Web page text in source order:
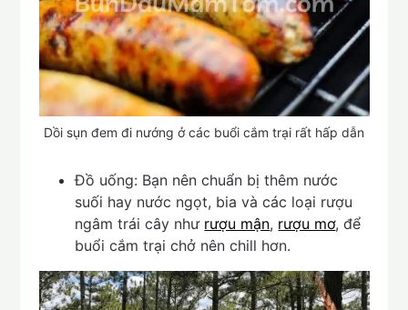
Dồi sụn đem đi nướng ở các buổi cắm trại rất hấp dẫn
Đồ uống: Bạn nên chuẩn bị thêm nước
suối hay nước ngọt, bia và các loại rượu
ngâm trái cây như rượu mận, rượu mơ, để
buổi cắm trại chở nên chill hơn.